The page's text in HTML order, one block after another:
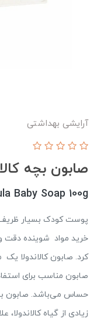
آرایشی بهداشتی
صابون بچه کالاندولا
Baby Soap 100g
پوست کودک بسیار
خرید مواد شوینده دقت
کرد. صابون کالاندولا
صابون مناسب برای
حساس می‌باشد. صابون بچه
زیادی از گیاه